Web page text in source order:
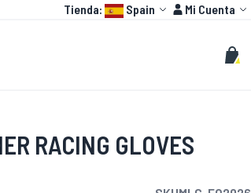
Language:
Tienda: Spain Cuenta
Mi Cuenta
Buscar
Mi
RACING GLOVES